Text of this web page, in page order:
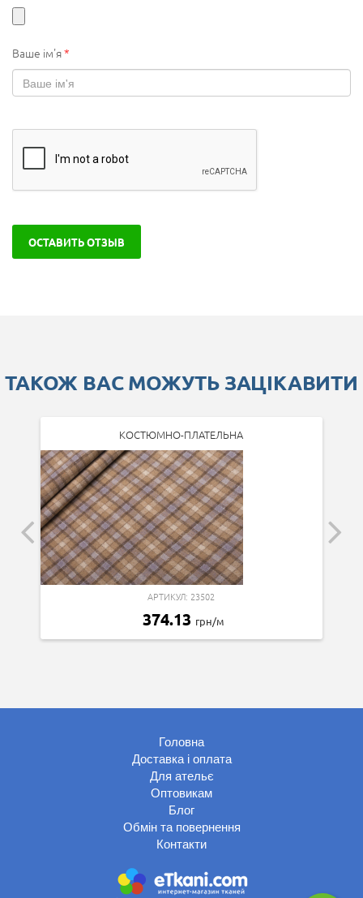
Ваше ім'я*
ОСТАВИТЬ ОТЗЫВ
ТАКОЖ ВАС МОЖУТЬ ЗАЦІКАВИТИ
КОСТЮМНО-ПЛАТЕЛЬНА
АРТИКУЛ: 23502
374.13 грн/м
Головна
Доставка і оплата
Для ательє
Оптовикам
Блог
Обмін та повернення
Контакти